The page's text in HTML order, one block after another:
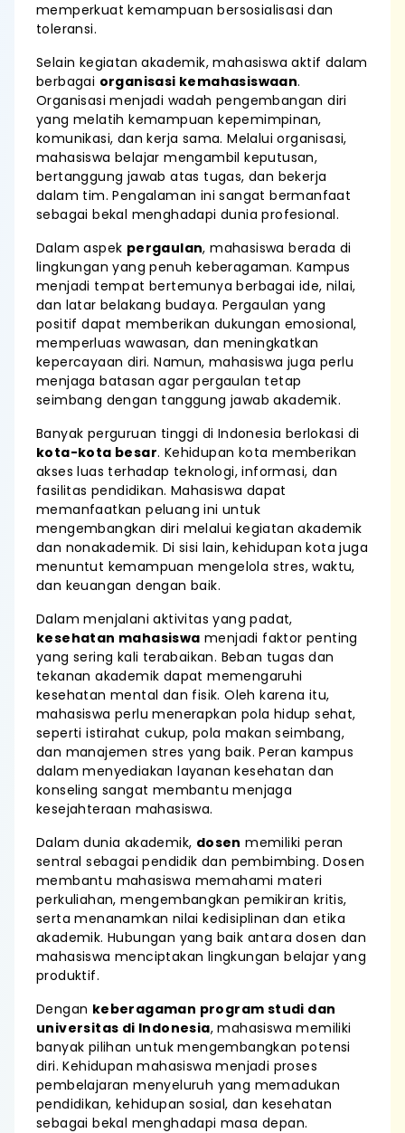
memperkuat kemampuan bersosialisasi dan
toleransi.
Selain kegiatan akademik, mahasiswa aktif dalam
berbagai organisasi kemahasiswaan.
Organisasi menjadi wadah pengembangan diri
yang melatih kemampuan kepemimpinan,
komunikasi, dan kerja sama. Melalui organisasi,
mahasiswa belajar mengambil keputusan,
bertanggung jawab atas tugas, dan bekerja
dalam tim. Pengalaman ini sangat bermanfaat
sebagai bekal menghadapi dunia profesional.
Dalam aspek pergaulan, mahasiswa berada di
lingkungan yang penuh keberagaman. Kampus
menjadi tempat bertemunya berbagai ide, nilai,
dan latar belakang budaya. Pergaulan yang
positif dapat memberikan dukungan emosional,
memperluas wawasan, dan meningkatkan
kepercayaan diri. Namun, mahasiswa juga perlu
menjaga batasan agar pergaulan tetap
seimbang dengan tanggung jawab akademik.
Banyak perguruan tinggi di Indonesia berlokasi di
kota-kota besar. Kehidupan kota memberikan
akses luas terhadap teknologi, informasi, dan
fasilitas pendidikan. Mahasiswa dapat
memanfaatkan peluang ini untuk
mengembangkan diri melalui kegiatan akademik
dan nonakademik. Di sisi lain, kehidupan kota juga
menuntut kemampuan mengelola stres, waktu,
dan keuangan dengan baik.
Dalam menjalani aktivitas yang padat,
kesehatan mahasiswa menjadi faktor penting
yang sering kali terabaikan. Beban tugas dan
tekanan akademik dapat memengaruhi
kesehatan mental dan fisik. Oleh karena itu,
mahasiswa perlu menerapkan pola hidup sehat,
seperti istirahat cukup, pola makan seimbang,
dan manajemen stres yang baik. Peran kampus
dalam menyediakan layanan kesehatan dan
konseling sangat membantu menjaga
kesejahteraan mahasiswa.
Dalam dunia akademik, dosen memiliki peran
sentral sebagai pendidik dan pembimbing. Dosen
membantu mahasiswa memahami materi
perkuliahan, mengembangkan pemikiran kritis,
serta menanamkan nilai kedisiplinan dan etika
akademik. Hubungan yang baik antara dosen dan
mahasiswa menciptakan lingkungan belajar yang
produktif.
Dengan keberagaman program studi dan
universitas di Indonesia, mahasiswa memiliki
banyak pilihan untuk mengembangkan potensi
diri. Kehidupan mahasiswa menjadi proses
pembelajaran menyeluruh yang memadukan
pendidikan, kehidupan sosial, dan kesehatan
sebagai bekal menghadapi masa depan.